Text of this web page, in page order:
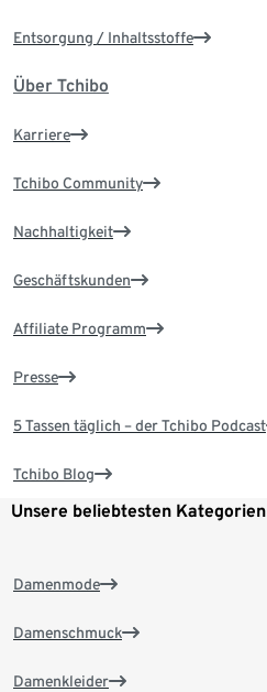
Entsorgung / Inhaltsstoffe
Über Tchibo
Karriere
Tchibo Community
Nachhaltigkeit
Geschäftskunden
Affiliate Programm
Presse
5 Tassen täglich – der Tchibo Podcast
Tchibo Blog
Unsere beliebtesten Kategorien
Damenmode
Damenschmuck
Damenkleider